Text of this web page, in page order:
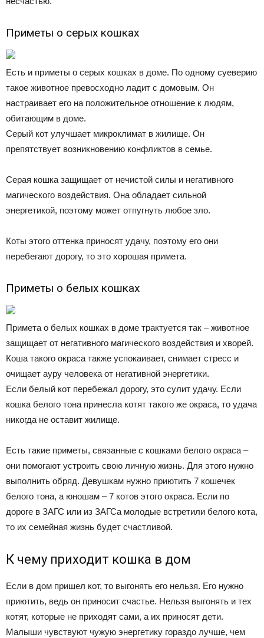
Приметы о серых кошках
Есть и приметы о серых кошках в доме. По одному суеверию
такое животное превосходно ладит с домовым. Он
настраивает его на положительное отношение к людям,
обитающим в доме.
Серый кот улучшает микроклимат в жилище. Он
препятствует возникновению конфликтов в семье.
Серая кошка защищает от нечистой силы и негативного
магического воздействия. Она обладает сильной
энергетикой, поэтому может отпугнуть любое зло.
Коты этого оттенка приносят удачу, поэтому его они
перебегают дорогу, то это хорошая примета.
Приметы о белых кошках
Примета о белых кошках в доме трактуется так – животное
защищает от негативного магического воздействия и хворей.
Коша такого окраса также успокаивает, снимает стресс и
очищает ауру человека от негативной энергетики.
Если белый кот перебежал дорогу, это сулит удачу. Если
кошка белого тона принесла котят такого же окраса, то удача
никогда не оставит жилище.
Есть такие приметы, связанные с кошками белого окраса –
они помогают устроить свою личную жизнь. Для этого нужно
выполнить обряд. Девушкам нужно приютить 7 кошечек
белого тона, а юношам – 7 котов этого окраса. Если по
дороге в ЗАГС или из ЗАГСа молодые встретили белого кота,
то их семейная жизнь будет счастливой.
К чему приходит кошка в дом
Если в дом пришел кот, то выгонять его нельзя. Его нужно
приютить, ведь он приносит счастье. Нельзя выгонять и тех
котят, которые не приходят сами, а их приносят дети.
Малыши чувствуют чужую энергетику гораздо лучше, чем